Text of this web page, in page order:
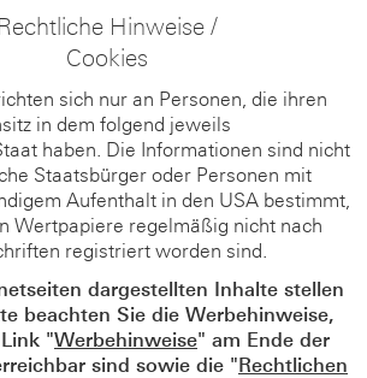
Rechtliche Hinweise /
Cookies
sich nur an Personen, die ihren
in dem folgend jeweils
haben. Die Informationen sind nicht
Staatsbürger oder Personen mit
Aufenthalt in den USA bestimmt,
Wertpapiere regelmäßig nicht nach
registriert worden sind.
dargestellten Inhalte stellen
beachten Sie die Werbehinweise,
"Werbehinweise" am Ende der
sind sowie die "Rechtlichen